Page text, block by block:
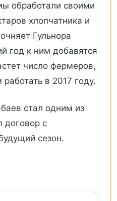
обработали своими
хлопчатника и
Гульнора
год к ним добавятся
число фермеров,
в 2017 году.
стал одним из
договор с
сезон.